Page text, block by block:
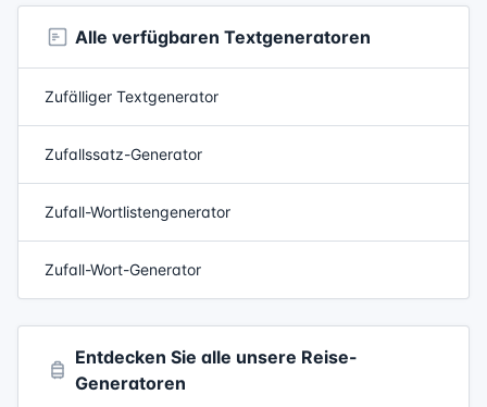
Alle verfügbaren Textgeneratoren
Zufälliger Textgenerator
Zufallssatz-Generator
Zufall-Wortlistengenerator
Zufall-Wort-Generator
Entdecken Sie alle unsere Reise-
Generatoren